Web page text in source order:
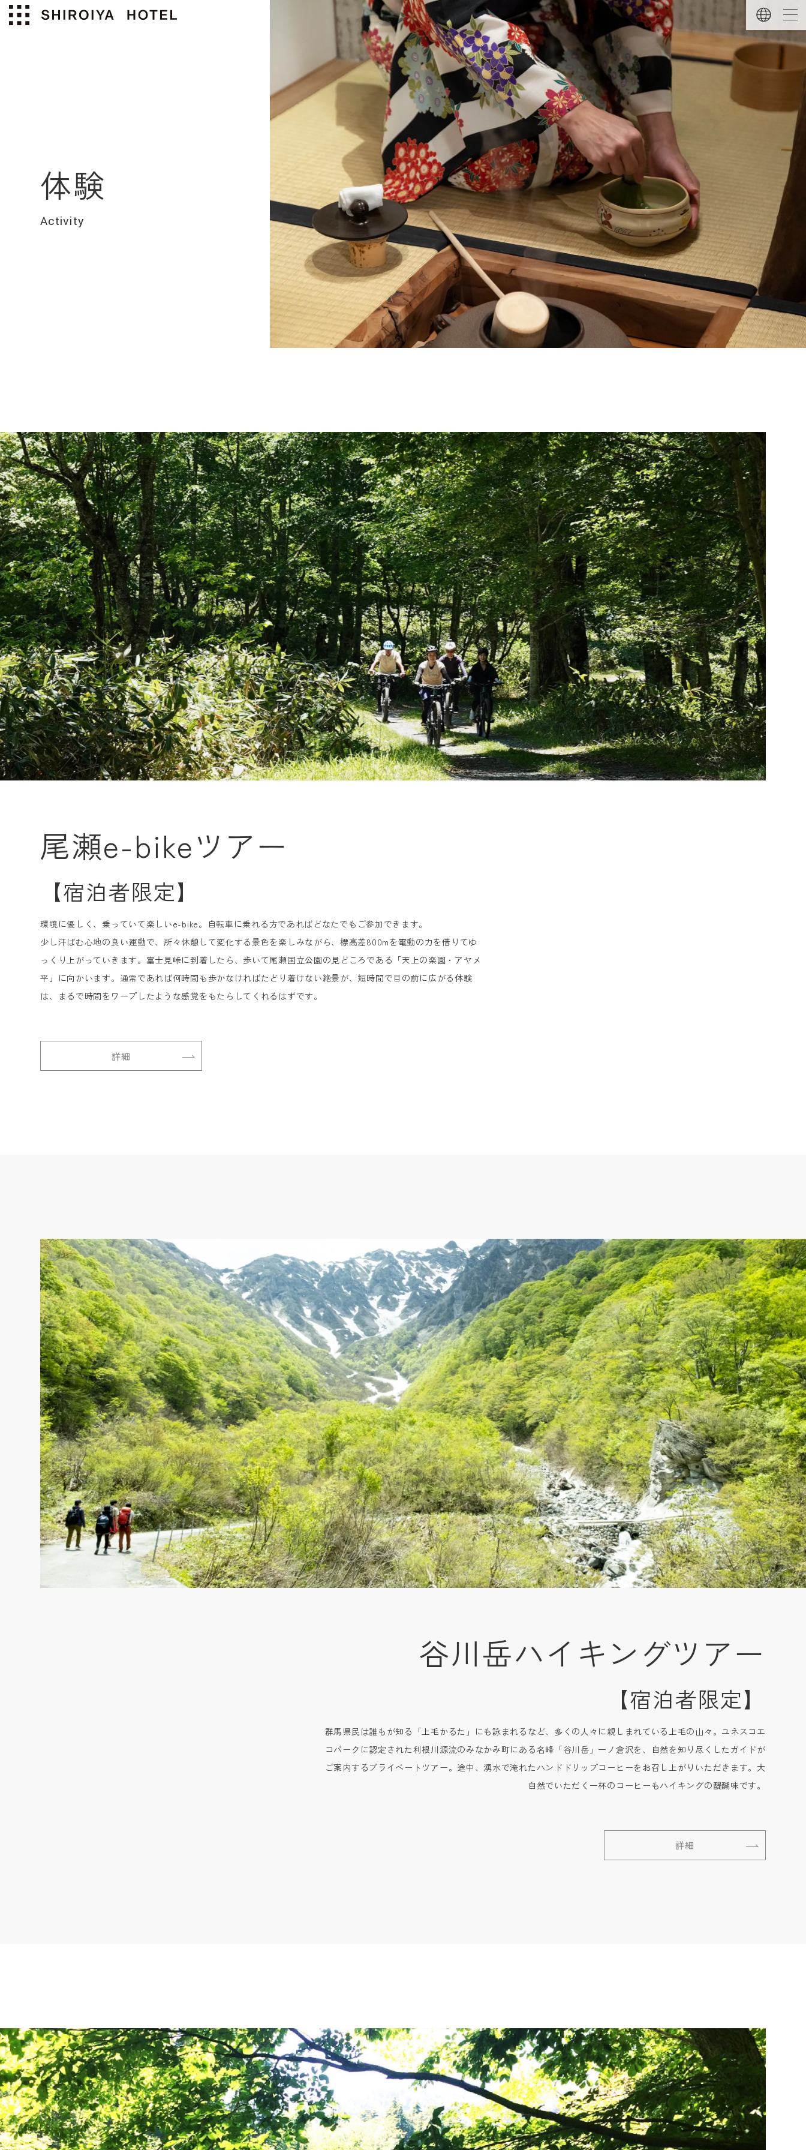
体験
Activity
尾瀬e-bikeツアー
【宿泊者限定】
環境に優しく、乗っていて楽しいe-bike。自転車に乗れる方であればどなたでもご参加できます。
少し汗ばむ心地の良い運動で、所々休憩して変化する景色を楽しみながら、標高差800mを電動の力を借りてゆ
っくり上がっていきます。富士見峠に到着したら、歩いて尾瀬国立公園の見どころである「天上の楽園・アヤメ
平」に向かいます。通常であれば何時間も歩かなければたどり着けない絶景が、短時間で目の前に広がる体験
は、まるで時間をワープしたような感覚をもたらしてくれるはずです。
詳細
谷川岳ハイキングツアー
【宿泊者限定】
群馬県民は誰もが知る「上毛かるた」にも詠まれるなど、多くの人々に親しまれている上毛の山々。ユネスコエ
コパークに認定された利根川源流のみなかみ町にある名峰「谷川岳」一ノ倉沢を、自然を知り尽くしたガイドが
ご案内するプライベートツアー。途中、湧水で淹れたハンドドリップコーヒーをお召し上がりいただきます。大
自然でいただく一杯のコーヒーもハイキングの醍醐味です。
詳細